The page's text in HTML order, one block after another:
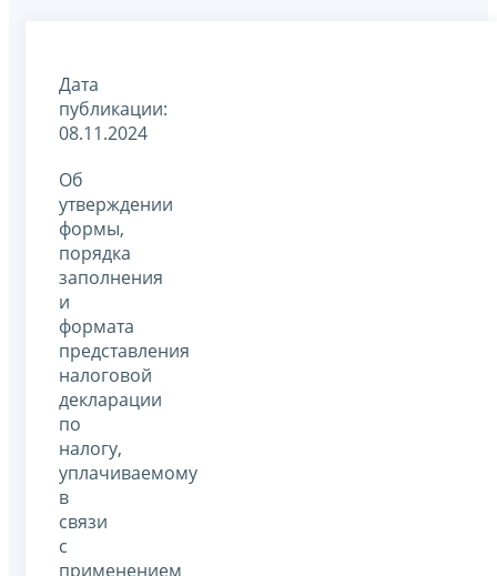
Дата
публикации:
08.11.2024
Об
утверждении
формы,
порядка
заполнения
и
формата
представления
налоговой
декларации
по
налогу,
уплачиваемому
в
связи
с
применением